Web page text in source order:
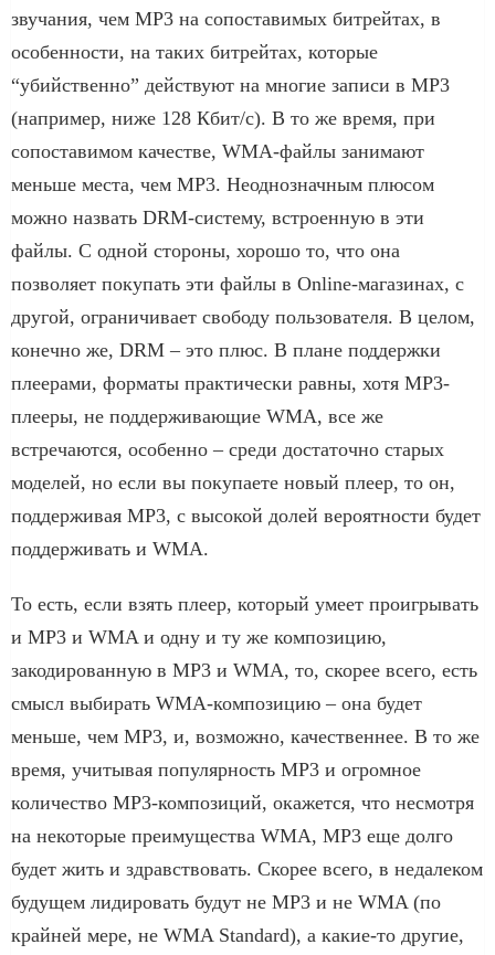
звучания, чем MP3 на сопоставимых битрейтах, в
особенности, на таких битрейтах, которые
“убийственно” действуют на многие записи в MP3
(например, ниже 128 Кбит/c). В то же время, при
сопоставимом качестве, WMA-файлы занимают
меньше места, чем MP3. Неоднозначным плюсом
можно назвать DRM-систему, встроенную в эти
файлы. С одной стороны, хорошо то, что она
позволяет покупать эти файлы в Online-магазинах, с
другой, ограничивает свободу пользователя. В целом,
конечно же, DRM – это плюс. В плане поддержки
плеерами, форматы практически равны, хотя MP3-
плееры, не поддерживающие WMA, все же
встречаются, особенно – среди достаточно старых
моделей, но если вы покупаете новый плеер, то он,
поддерживая MP3, с высокой долей вероятности будет
поддерживать и WMA.
То есть, если взять плеер, который умеет проигрывать
и MP3 и WMA и одну и ту же композицию,
закодированную в MP3 и WMA, то, скорее всего, есть
смысл выбирать WMA-композицию – она будет
меньше, чем MP3, и, возможно, качественнее. В то же
время, учитывая популярность MP3 и огромное
количество MP3-композиций, окажется, что несмотря
на некоторые преимущества WMA, MP3 еще долго
будет жить и здравствовать. Скорее всего, в недалеком
будущем лидировать будут не MP3 и не WMA (по
крайней мере, не WMA Standard), а какие-то другие,